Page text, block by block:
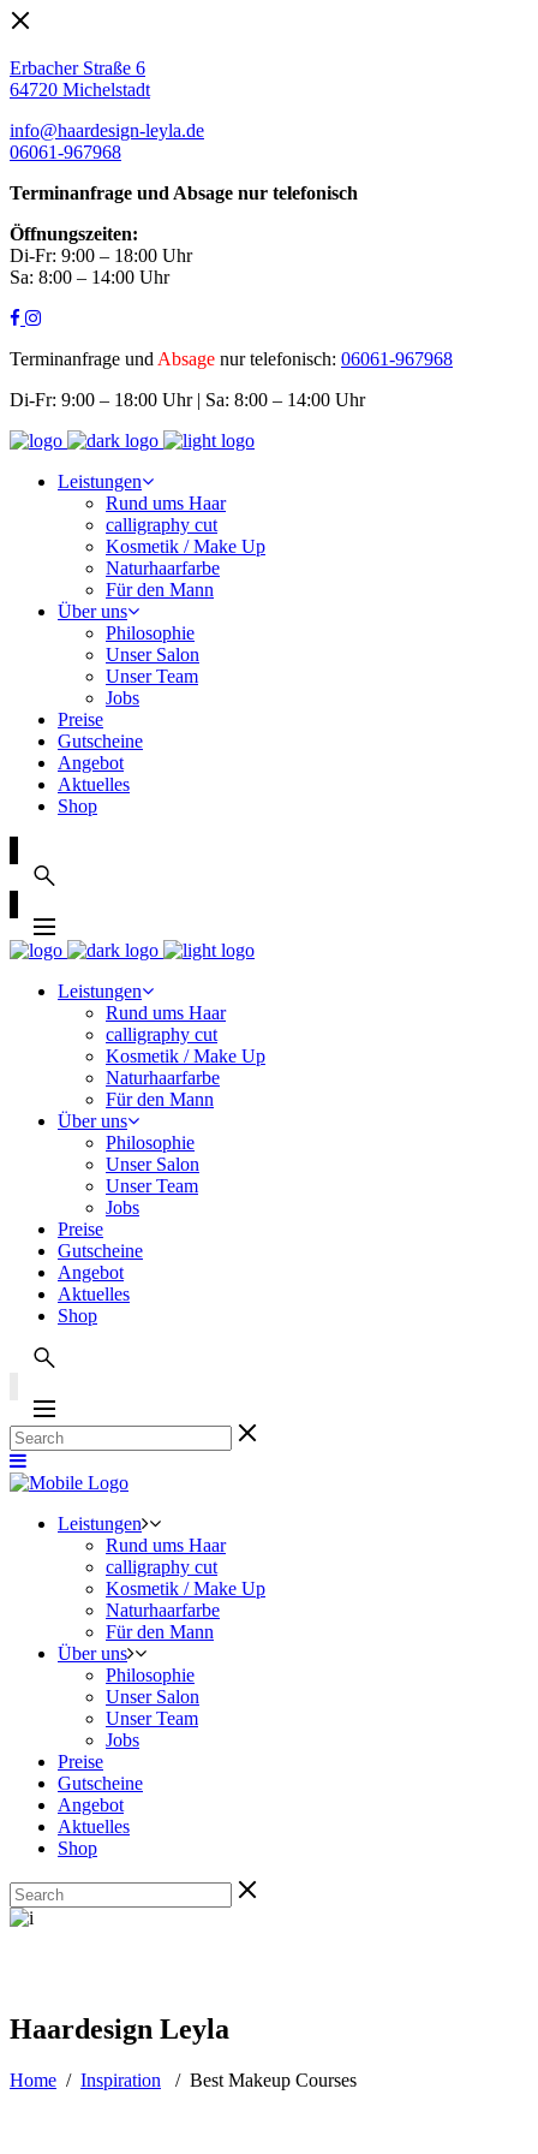
Erbacher Straße 6
64720 Michelstadt
info@haardesign-leyla.de
06061-967968
Terminanfrage und Absage nur telefonisch
Öffnungszeiten:
Di-Fr: 9:00 – 18:00 Uhr
Sa: 8:00 – 14:00 Uhr
Terminanfrage und Absage nur telefonisch: 06061-967968
Di-Fr: 9:00 – 18:00 Uhr | Sa: 8:00 – 14:00 Uhr
Leistungen
Rund ums Haar
calligraphy cut
Kosmetik / Make Up
Naturhaarfarbe
Für den Mann
Über uns
Philosophie
Unser Salon
Unser Team
Jobs
Preise
Gutscheine
Angebot
Aktuelles
Shop
Leistungen
Rund ums Haar
calligraphy cut
Kosmetik / Make Up
Naturhaarfarbe
Für den Mann
Über uns
Philosophie
Unser Salon
Unser Team
Jobs
Preise
Gutscheine
Angebot
Aktuelles
Shop
Leistungen
Rund ums Haar
calligraphy cut
Kosmetik / Make Up
Naturhaarfarbe
Für den Mann
Über uns
Philosophie
Unser Salon
Unser Team
Jobs
Preise
Gutscheine
Angebot
Aktuelles
Shop
Haardesign Leyla
Home / Inspiration / Best Makeup Courses